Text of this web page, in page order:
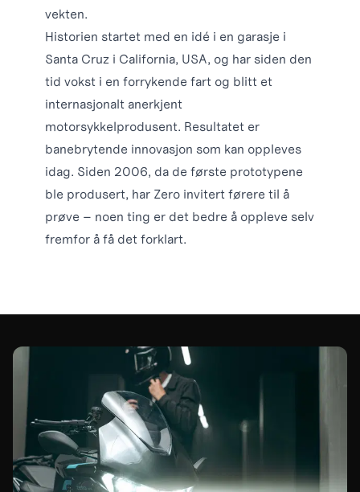
vekten.
Historien startet med en idé i en garasje i
Santa Cruz i California, USA, og har siden den
tid vokst i en forrykende fart og blitt et
internasjonalt anerkjent
motorsykkelprodusent. Resultatet er
banebrytende innovasjon som kan oppleves
idag. Siden 2006, da de første prototypene
ble produsert, har Zero invitert førere til å
prøve – noen ting er det bedre å oppleve selv
fremfor å få det forklart.